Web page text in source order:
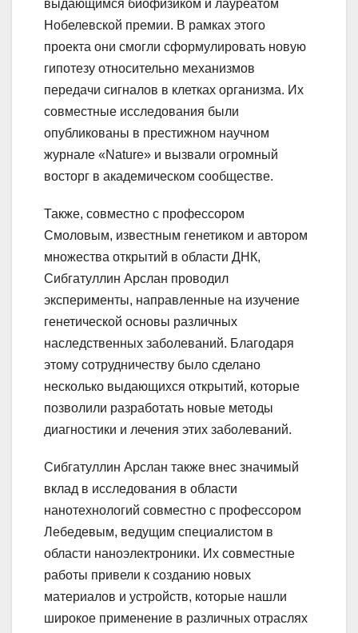
выдающимся биофизиком и лауреатом
Нобелевской премии. В рамках этого
проекта они смогли сформулировать новую
гипотезу относительно механизмов
передачи сигналов в клетках организма. Их
совместные исследования были
опубликованы в престижном научном
журнале «Nature» и вызвали огромный
восторг в академическом сообществе.
Также, совместно с профессором
Смоловым, известным генетиком и автором
множества открытий в области ДНК,
Сибгатуллин Арслан проводил
эксперименты, направленные на изучение
генетической основы различных
наследственных заболеваний. Благодаря
этому сотрудничеству было сделано
несколько выдающихся открытий, которые
позволили разработать новые методы
диагностики и лечения этих заболеваний.
Сибгатуллин Арслан также внес значимый
вклад в исследования в области
нанотехнологий совместно с профессором
Лебедевым, ведущим специалистом в
области наноэлектроники. Их совместные
работы привели к созданию новых
материалов и устройств, которые нашли
широкое применение в различных отраслях